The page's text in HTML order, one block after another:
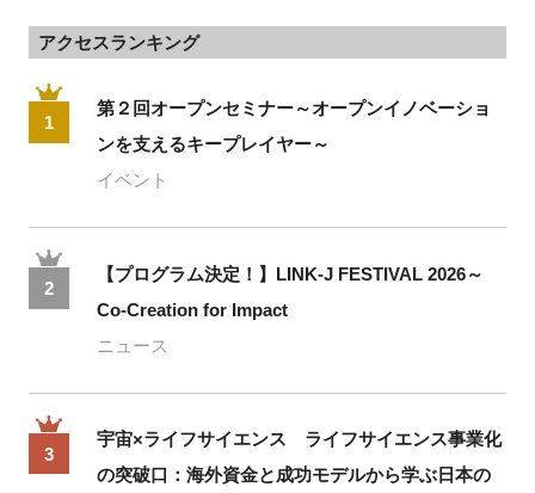
アクセスランキング
1
第２回オープンセミナー～オープンイノベーショ
ンを支えるキープレイヤー～
イベント
2
【プログラム決定！】LINK-J FESTIVAL 2026～
Co-Creation for Impact
ニュース
3
宇宙×ライフサイエンス ライフサイエンス事業化
の突破口：海外資金と成功モデルから学ぶ日本の